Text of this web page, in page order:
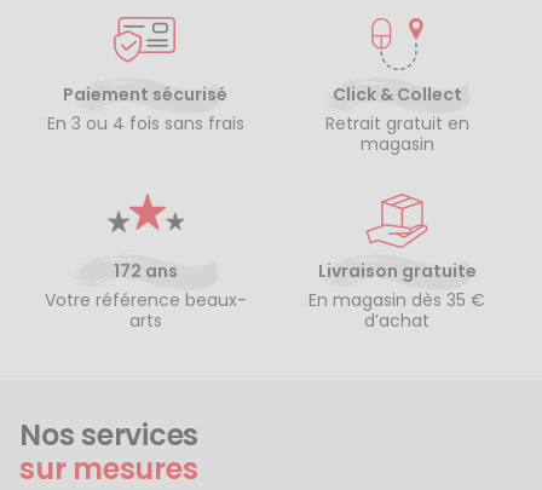
Paiement sécurisé
En 3 ou 4 fois sans frais
Click & Collect
Retrait gratuit en
magasin
172 ans
Votre référence beaux-
arts
Livraison gratuite
En magasin dès 35 €
d’achat
Nos services
sur mesures